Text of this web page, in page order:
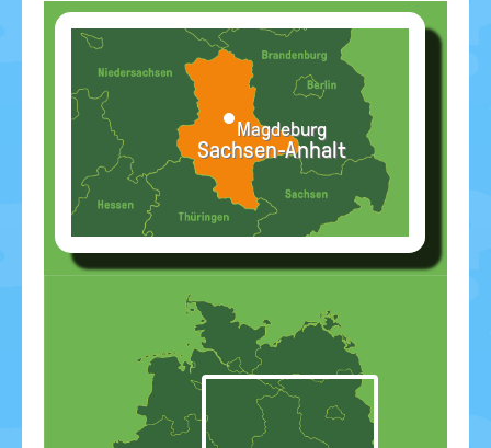
Magdeburg
Sachsen-Anhalt